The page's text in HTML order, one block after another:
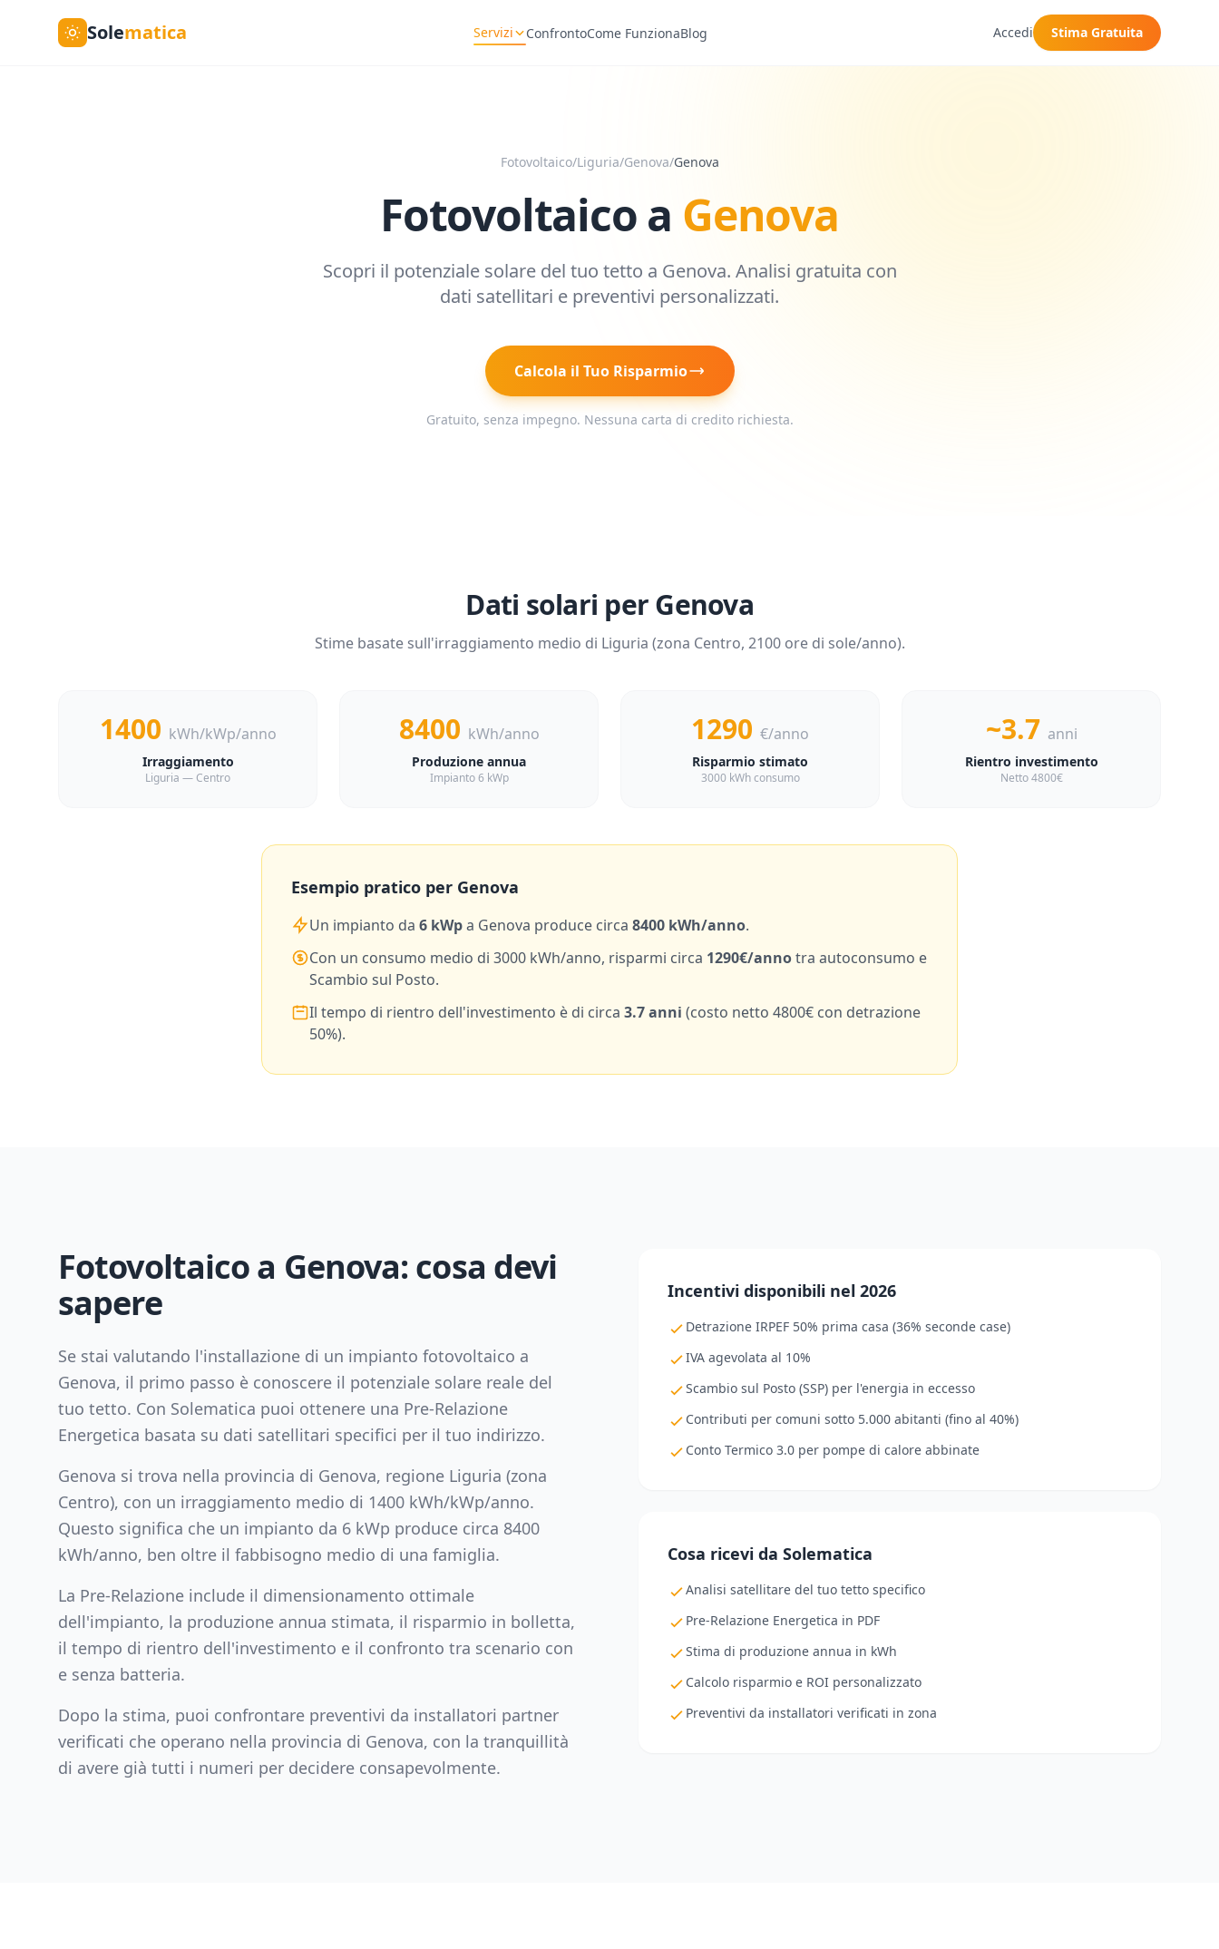
Solematica Servizi ConfrontoCome FunzionaBlog Accedi Stima Gratuita
Fotovoltaico/Liguria/Genova/Genova
Fotovoltaico a Genova
Scopri il potenziale solare del tuo tetto a Genova. Analisi gratuita con
dati satellitari e preventivi personalizzati.
Calcola il Tuo Risparmio
Gratuito, senza impegno. Nessuna carta di credito richiesta.
Dati solari perGenova
Stime basate sull'irraggiamento medio di Liguria (zona Centro, 2100ore di sole/anno).
1400 kWh/kWp/anno
Irraggiamento
Liguria — Centro
8400 kWh/anno
Produzione annua
Impianto 6 kWp
1290 €/anno
Risparmio stimato
3000 kWh consumo
~3.7 anni
Rientro investimento
Netto 4800€
Esempio pratico per Genova
Un impianto da 6 kWpa Genova produce circa 8400 kWh/anno.
Con un consumo medio di 3000 kWh/anno, risparmi circa 1290€/annotra autoconsumo e
Scambio sul Posto.
Il tempo di rientro dell'investimento è di circa 3.7anni (costo netto 4800€ con detrazione
50%).
Fotovoltaico a Genova: cosa devi
sapere
Se stai valutando l'installazione di un impianto fotovoltaico a
Genova, il primo passo è conoscere il potenziale solare reale del
tuo tetto. Con Solematica puoi ottenere una Pre-Relazione
Energetica basata su dati satellitari specifici per il tuo indirizzo.
Genova si trova nella provincia di Genova, regione Liguria (zona
Centro), con un irraggiamento medio di 1400 kWh/kWp/anno.
Questo significa che un impianto da 6 kWp produce circa 8400
kWh/anno, ben oltre il fabbisogno medio di una famiglia.
La Pre-Relazione include il dimensionamento ottimale
dell'impianto, la produzione annua stimata, il risparmio in bolletta,
il tempo di rientro dell'investimento e il confronto tra scenario con
e senza batteria.
Dopo la stima, puoi confrontare preventivi da installatori partner
verificati che operano nella provincia di Genova, con la tranquillità
di avere già tutti i numeri per decidere consapevolmente.
Incentivi disponibili nel 2026
Detrazione IRPEF 50% prima casa (36% seconde case)
IVA agevolata al 10%
Scambio sul Posto (SSP) per l'energia in eccesso
Contributi per comuni sotto 5.000 abitanti (fino al 40%)
Conto Termico 3.0 per pompe di calore abbinate
Cosa ricevi da Solematica
Analisi satellitare del tuo tetto specifico
Pre-Relazione Energetica in PDF
Stima di produzione annua in kWh
Calcolo risparmio e ROI personalizzato
Preventivi da installatori verificati in zona